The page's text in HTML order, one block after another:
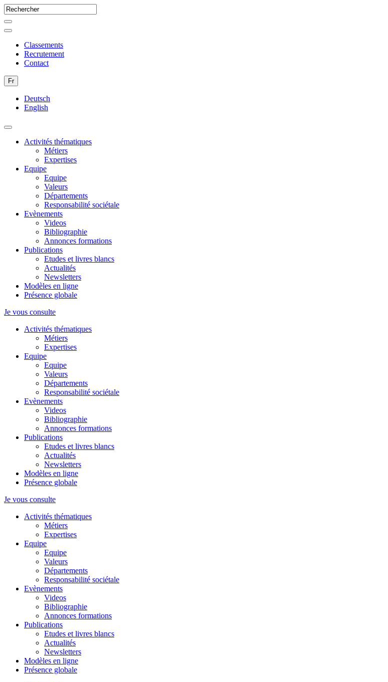
Classements
Recrutement
Contact
Fr
Deutsch
English
Activités thématiques
Métiers
Expertises
Equipe
Equipe
Valeurs
Départements
Responsabilité sociétale
Evènements
Videos
Bibliographie
Annonces formations
Publications
Etudes et livres blancs
Actualités
Newsletters
Modèles en ligne
Présence globale
Je vous consulte
Activités thématiques
Métiers
Expertises
Equipe
Equipe
Valeurs
Départements
Responsabilité sociétale
Evènements
Videos
Bibliographie
Annonces formations
Publications
Etudes et livres blancs
Actualités
Newsletters
Modèles en ligne
Présence globale
Je vous consulte
Activités thématiques
Métiers
Expertises
Equipe
Equipe
Valeurs
Départements
Responsabilité sociétale
Evènements
Videos
Bibliographie
Annonces formations
Publications
Etudes et livres blancs
Actualités
Newsletters
Modèles en ligne
Présence globale